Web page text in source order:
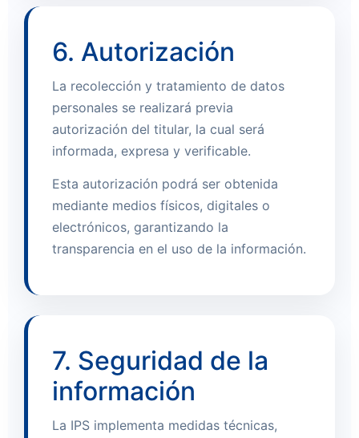
6. Autorización
La recolección y tratamiento de datos
personales se realizará previa
autorización del titular, la cual será
informada, expresa y verificable.
Esta autorización podrá ser obtenida
mediante medios físicos, digitales o
electrónicos, garantizando la
transparencia en el uso de la información.
7. Seguridad de la
información
La IPS implementa medidas técnicas,